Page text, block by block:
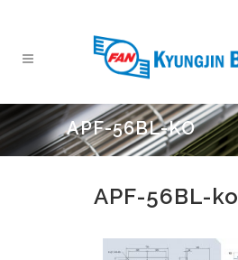
APF-56BL-KO
APF-56BL-ko